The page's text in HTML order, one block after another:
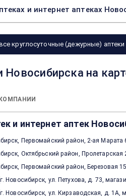
и интернет аптеках
круглосуточные (дежурные) аптеки
Новосибирска на
и интернет аптек
Первомайский район, 2-ая Марата
Октябрьский район,
Первомайский район, Березовая
г. Новосибирск, ул. Петухова, д. 73,
г. Новосибирск, ул. Кирзаводская, д. 1А,